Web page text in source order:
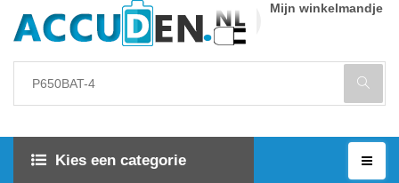
Mijn winkelmandje
Kies een categorie